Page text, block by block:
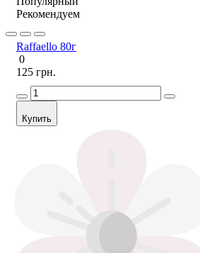
Рекомендуем
Raffaello 80г
0
125 грн.
Купить